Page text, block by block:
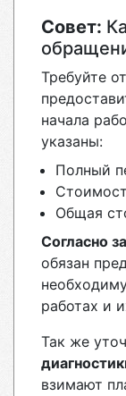
Совет:
Требуйте
начала
указаны:
Полный
Общая
Согласно
обязан
работах и
Так же
взимают